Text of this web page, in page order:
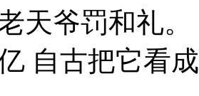
天爷罚和礼
自古把它看